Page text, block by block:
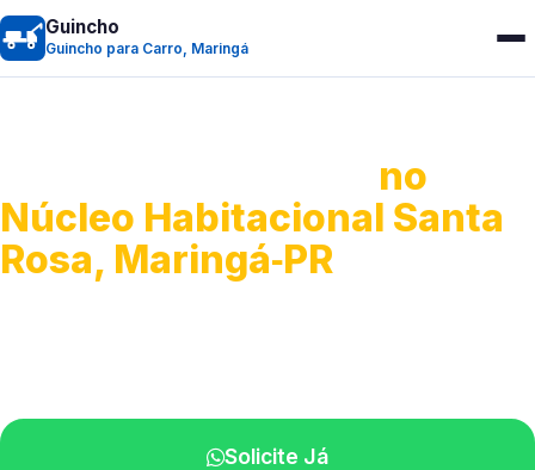
Guincho
Guincho para Carro, Maringá
no
Núcleo Habitacional Santa
Rosa, Maringá‑PR
Solicite Já